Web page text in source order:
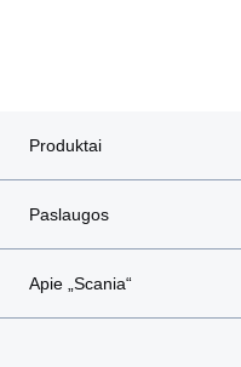
Produktai
Paslaugos
Apie „Scania“